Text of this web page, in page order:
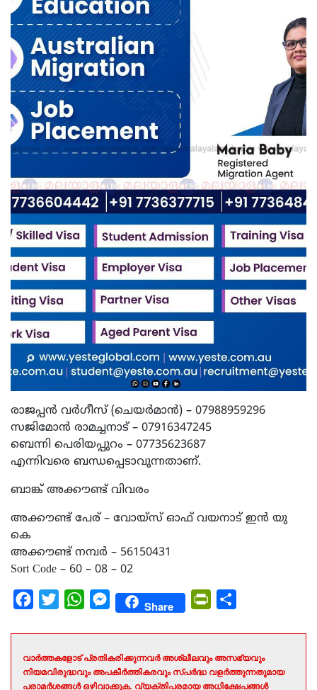
രാജപ്പൻ വർഗീസ് (ചെയർമാൻ) – 07988959296
സജിമോൻ രാമച്ചനാട് – 07916347245
ബെന്നി പെരിയപ്പുറം – 07735623687
എന്നിവരെ ബന്ധപ്പെടാവുന്നതാണ്.
ബാങ്ക് അക്കൗണ്ട് വിവരം
അക്കൗണ്ട് പേര് – വോയ്സ് ഓഫ് വയനാട് ഇൻ യു
കെ
അക്കൗണ്ട് നമ്പർ – 56150431
Sort Code – 60 – 08 – 02
Facebook
Twitter WhatsAppMessengerShare PrintFriendly
വാർത്തകളോട് പ്രതികരിക്കുന്നവർ അശ്ലീലവും അസഭ്യവും
നിയമവിരുദ്ധവും അപകീർത്തികരവും സ്പർദ്ധ വളർത്തുന്നതുമായ
പരാമർശങ്ങൾ ഒഴിവാക്കുക. വ്യക്തിപരമായ അധിക്ഷേപങ്ങൾ